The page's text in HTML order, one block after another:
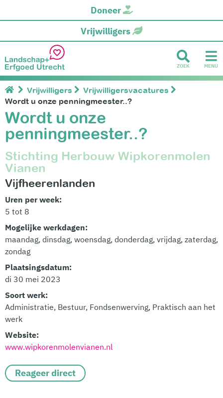
Doneer
Vrijwilligers
ZOEK MENU
Vrijwilligers
Vrijwilligersvacatures
Wordt u onze penningmeester..?
Wordt u onze
penningmeester..?
Stichting Herbouw Wipkorenmolen
Vianen
Vijfheerenlanden
Uren per week:
5 tot 8
Mogelijke werkdagen:
maandag, dinsdag, woensdag, donderdag, vrijdag, zaterdag,
zondag
Plaatsingsdatum:
di 30 mei 2023
Soort werk:
Administratie, Bestuur, Fondsenwerving, Praktisch aan het
werk
Website:
www.wipkorenmolenvianen.nl
Reageer direct